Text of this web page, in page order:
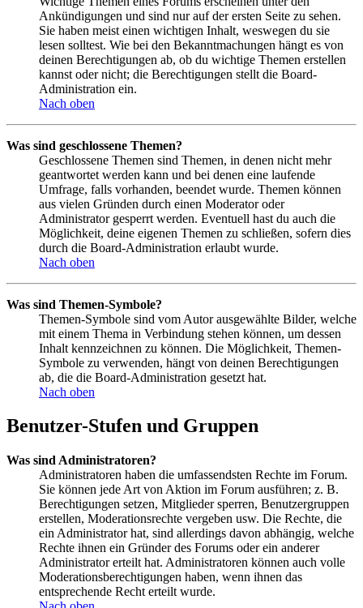
Ankündigungen und sind nur auf der ersten Seite zu sehen.
Sie haben meist einen wichtigen Inhalt, weswegen du sie
lesen solltest. Wie bei den Bekanntmachungen hängt es von
deinen Berechtigungen ab, ob du wichtige Themen erstellen
kannst oder nicht; die Berechtigungen stellt die Board-
Administration ein.
Nach oben
Was sind geschlossene Themen?
Geschlossene Themen sind Themen, in denen nicht mehr
geantwortet werden kann und bei denen eine laufende
Umfrage, falls vorhanden, beendet wurde. Themen können
aus vielen Gründen durch einen Moderator oder
Administrator gesperrt werden. Eventuell hast du auch die
Möglichkeit, deine eigenen Themen zu schließen, sofern dies
durch die Board-Administration erlaubt wurde.
Nach oben
Was sind Themen-Symbole?
Themen-Symbole sind vom Autor ausgewählte Bilder, welche
mit einem Thema in Verbindung stehen können, um dessen
Inhalt kennzeichnen zu können. Die Möglichkeit, Themen-
Symbole zu verwenden, hängt von deinen Berechtigungen
ab, die die Board-Administration gesetzt hat.
Nach oben
Benutzer-Stufen und Gruppen
Was sind Administratoren?
Administratoren haben die umfassendsten Rechte im Forum.
Sie können jede Art von Aktion im Forum ausführen; z. B.
Berechtigungen setzen, Mitglieder sperren, Benutzergruppen
erstellen, Moderationsrechte vergeben usw. Die Rechte, die
ein Administrator hat, sind allerdings davon abhängig, welche
Rechte ihnen ein Gründer des Forums oder ein anderer
Administrator erteilt hat. Administratoren können auch volle
Moderationsberechtigungen haben, wenn ihnen das
entsprechende Recht erteilt wurde.